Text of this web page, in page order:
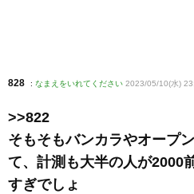
828 : なまえをいれてください 2023/05/10(水)
>>822
そもそもバンカラやオープ
て、計測も大半の人が2000
すぎでしょ